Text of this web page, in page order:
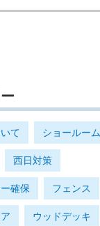
て ショールーム
西日対策
確保 フェンス
ウッドデッキ